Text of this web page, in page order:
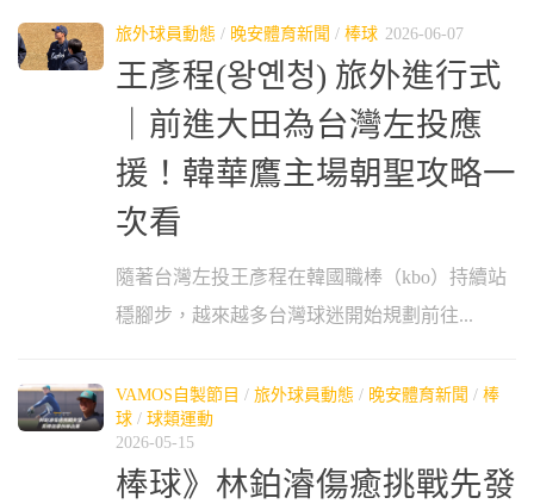
旅外球員動態 / 晚安體育新聞 / 棒球 2026-06-07
王彥程(왕옌청) 旅外進行式
｜前進大田為台灣左投應
援！韓華鷹主場朝聖攻略一
次看
隨著台灣左投王彥程在韓國職棒（kbo）持續站
穩腳步，越來越多台灣球迷開始規劃前往...
VAMOS自製節目 / 旅外球員動態 / 晚安體育新聞 / 棒
球 / 球類運動
2026-05-15
棒球》林鉑濬傷癒挑戰先發